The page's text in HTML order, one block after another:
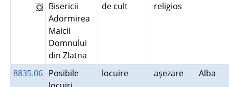
Bisericii
Adormirea
Maicii
Domnului
din Zlatna
de cult
religios
8835.06 Posibile
locuire aşezare Alba